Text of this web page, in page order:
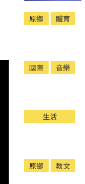
原鄉 體育
國際 音樂
生活
原鄉 教文